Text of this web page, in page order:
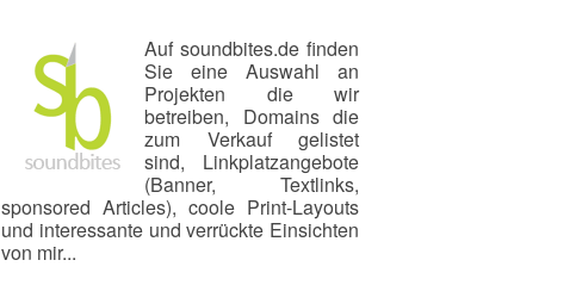
Auf soundbites.de finden
Sie eine Auswahl an
Projekten die wir
betreiben, Domains die
zum Verkauf gelistet
sind, Linkplatzangebote
(Banner, Textlinks,
sponsored Articles), coole Print-Layouts
und interessante und verrückte Einsichten
von mir...